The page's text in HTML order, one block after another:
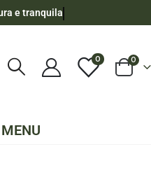
e tranquila
0 0
MENU